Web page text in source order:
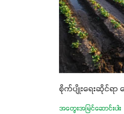
စိုက်ပျိုးရေးဆိုင်ရာ
အတွေးအမြင်ဆောင်းပါး